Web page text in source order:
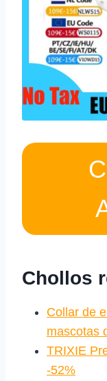
Chollos
Collar de
mascotas
TRIXIE
-52%